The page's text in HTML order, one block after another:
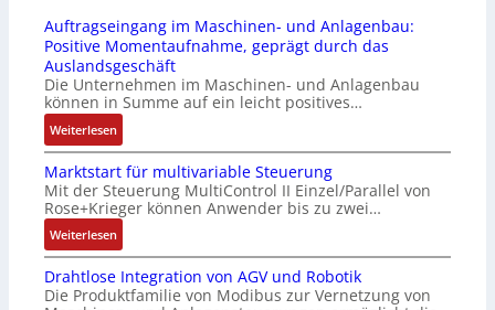
s
t
s
i
c
h
f
l
e
x
i
b
e
l
r
i
n
e
n
G
u
n
d
G
a
3
-
Z
e
r
t
i
f
i
z
i
e
u
u
c
k
a
u
s
g
l
e
i
c
h
e
Auftragseingang im Maschinen- und Anlagenbau:
Positive Momentaufnahme, geprägt durch das
Auslandsgeschäft
Die Unternehmen im Maschinen- und Anlagenbau
können in Summe auf ein leicht positives…
Weiterlesen:
A
u
f
t
r
a
g
s
Marktstart für multivariable Steuerung
Mit der Steuerung MultiControl II Einzel/Parallel von
Rose+Krieger können Anwender bis zu zwei…
Weiterlesen:
M
a
r
Drahtlose Integration von AGV und Robotik
Die Produktfamilie von Modibus zur Vernetzung von